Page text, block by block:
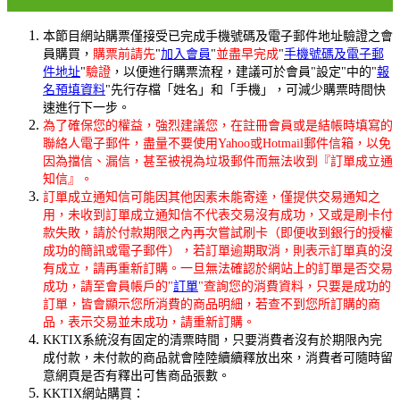
本節目網站購票僅接受已完成手機號碼及電子郵件地址驗證之會
員購買， 購票前請先"加入會員 "並盡早完成"手機號碼及電子郵
件地址"驗證 ，以便進行購票流程，建議可於會員"設定"中的"報
名預填資料"先行存檔「姓名」和「手機」，可減少購票時間快
速進行下一步。
為了確保您的權益，強烈建議您，在註冊會員或是結帳時填寫的
聯絡人電子郵件，盡量不要使用Yahoo或Hotmail郵件信箱，以免
因為擋信、漏信，甚至被視為垃圾郵件而無法收到『訂單成立通
知信』。
訂單成立通知信可能因其他因素未能寄達，僅提供交易通知之
用，未收到訂單成立通知信不代表交易沒有成功，又或是刷卡付
款失敗，請於付款期限之內再次嘗試刷卡（即便收到銀行的授權
成功的簡訊或電子郵件），若訂單逾期取消，則表示訂單真的沒
有成立，請再重新訂購。一旦無法確認於網站上的訂單是否交易
成功，請至會員帳戶的"訂單"查詢您的消費資料，只要是成功的
訂單，皆會顯示您所消費的商品明細，若查不到您所訂購的商
品，表示交易並未成功，請重新訂購。
KKTIX系統沒有固定的清票時間，只要消費者沒有於期限內完
成付款，未付款的商品就會陸陸續續釋放出來，消費者可隨時留
意網頁是否有釋出可售商品張數。
KKTIX網站購買：